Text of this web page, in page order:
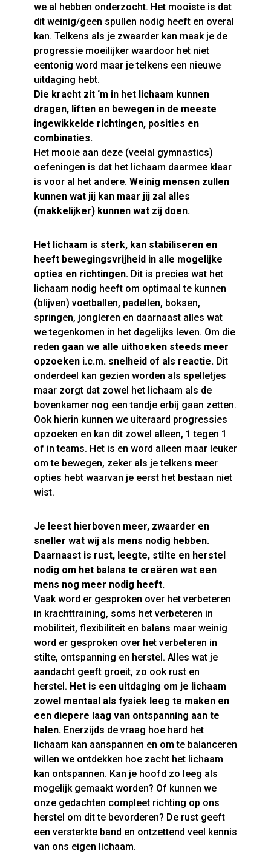
we al hebben onderzocht. Het mooiste is dat
dit weinig/geen spullen nodig heeft en overal
kan. Telkens als je zwaarder kan maak je de
progressie moeilijker waardoor het niet
eentonig word maar je telkens een nieuwe
uitdaging hebt.
Die kracht zit ‘m in het lichaam kunnen
dragen, liften en bewegen in de meeste
ingewikkelde richtingen, posities en
combinaties.
Het mooie aan deze (veelal gymnastics)
oefeningen is dat het lichaam daarmee klaar
is voor al het andere. Weinig mensen zullen
kunnen wat jij kan maar jij zal alles
(makkelijker) kunnen wat zij doen.
Het lichaam is sterk, kan stabiliseren en
heeft bewegingsvrijheid in alle mogelijke
opties en richtingen. Dit is precies wat het
lichaam nodig heeft om optimaal te kunnen
(blijven) voetballen, padellen, boksen,
springen, jongleren en daarnaast alles wat
we tegenkomen in het dagelijks leven. Om die
reden gaan we alle uithoeken steeds meer
opzoeken i.c.m. snelheid of als reactie. Dit
onderdeel kan gezien worden als spelletjes
maar zorgt dat zowel het lichaam als de
bovenkamer nog een tandje erbij gaan zetten.
Ook hierin kunnen we uiteraard progressies
opzoeken en kan dit zowel alleen, 1 tegen 1
of in teams. Het is en word alleen maar leuker
om te bewegen, zeker als je telkens meer
opties hebt waarvan je eerst het bestaan niet
wist.
Je leest hierboven meer, zwaarder en
sneller wat wij als mens nodig hebben.
Daarnaast is rust, leegte, stilte en herstel
nodig om het balans te creëren wat een
mens nog meer nodig heeft.
Vaak word er gesproken over het verbeteren
in krachttraining, soms het verbeteren in
mobiliteit, flexibiliteit en balans maar weinig
word er gesproken over het verbeteren in
stilte, ontspanning en herstel. Alles wat je
aandacht geeft groeit, zo ook rust en
herstel. Het is een uitdaging om je lichaam
zowel mentaal als fysiek leeg te maken en
een diepere laag van ontspanning aan te
halen. Enerzijds de vraag hoe hard het
lichaam kan aanspannen en om te balanceren
willen we ontdekken hoe zacht het lichaam
kan ontspannen. Kan je hoofd zo leeg als
mogelijk gemaakt worden? Of kunnen we
onze gedachten compleet richting op ons
herstel om dit te bevorderen? De rust geeft
een versterkte band en ontzettend veel kennis
van ons eigen lichaam.